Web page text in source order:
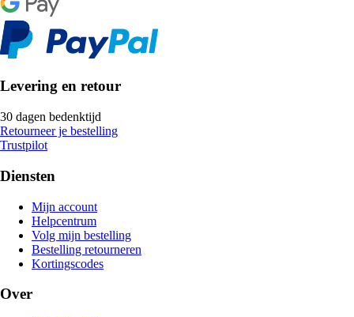
Levering en retour
30 dagen bedenktijd
Retourneer je bestelling
Trustpilot
Diensten
Mijn account
Helpcentrum
Volg mijn bestelling
Bestelling retourneren
Kortingscodes
Over